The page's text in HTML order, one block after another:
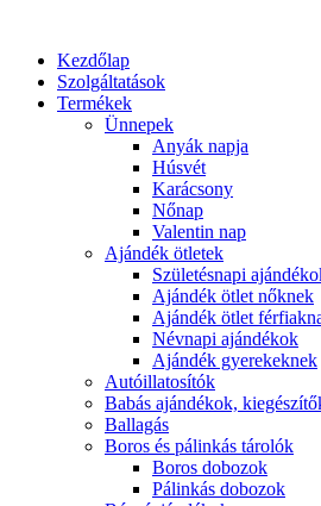
Kezdőlap
Szolgáltatások
Termékek
Ünnepek
Anyák napja
Húsvét
Karácsony
Nőnap
Valentin nap
Ajándék ötletek
Születésnapi
Ajándék ötlet nőknek
Ajándék ötlet
Névnapi ajándékok
Ajándék gyerekeknek
Autóillatosítók
Babás ajándékok,
Ballagás
Boros és pálinkás tárolók
Boros dobozok
Pálinkás dobozok